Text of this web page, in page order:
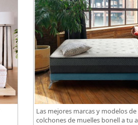
Las mejores marcas y modelos de
colchones de muelles bonell a tu